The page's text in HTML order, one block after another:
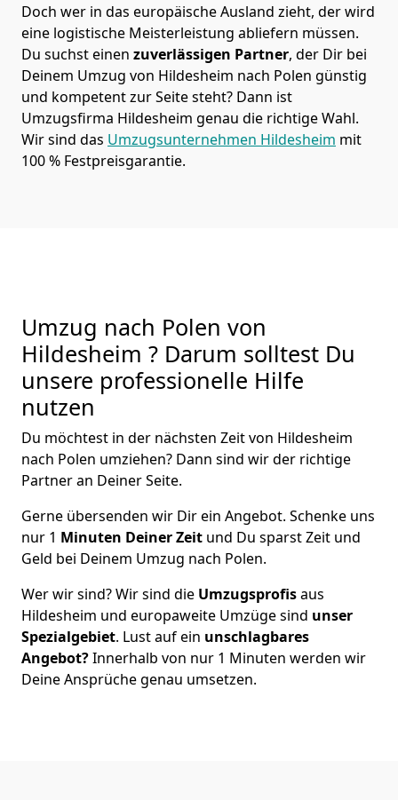
Doch wer in das europäische Ausland zieht, der wird
eine logistische Meisterleistung abliefern müssen.
Du suchst einen zuverlässigen Partner, der Dir bei
Deinem Umzug von Hildesheim nach Polen günstig
und kompetent zur Seite steht? Dann ist
Umzugsfirma Hildesheim genau die richtige Wahl.
Wir sind das Umzugsunternehmen Hildesheim mit
100 % Festpreisgarantie.
Umzug nach Polen von
Hildesheim ? Darum solltest Du
unsere professionelle Hilfe
nutzen
Du möchtest in der nächsten Zeit von Hildesheim
nach Polen umziehen? Dann sind wir der richtige
Partner an Deiner Seite.
Gerne übersenden wir Dir ein Angebot. Schenke uns
nur 1 Minuten Deiner Zeit und Du sparst Zeit und
Geld bei Deinem Umzug nach Polen.
Wer wir sind? Wir sind die Umzugsprofisaus
Hildesheim und europaweite Umzüge sind unser
Spezialgebiet. Lust auf ein unschlagbares
Angebot?Innerhalb von nur 1 Minuten werden wir
Deine Ansprüche genau umsetzen.